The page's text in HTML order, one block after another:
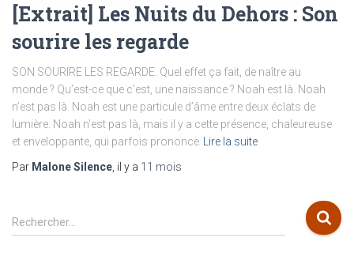
[Extrait] Les Nuits du Dehors : Son
sourire les regarde
SON SOURIRE LES REGARDE. Quel effet ça fait, de naître au
monde ? Qu’est-ce que c’est, une naissance ? Noah est là. Noah
n’est pas là. Noah est une particule d’âme entre deux éclats de
lumière. Noah n’est pas là, mais il y a cette présence, chaleureuse
et enveloppante, qui parfois prononce Lire la suite
Par Malone Silence, il y a 11 mois
R
e
Rechercher…